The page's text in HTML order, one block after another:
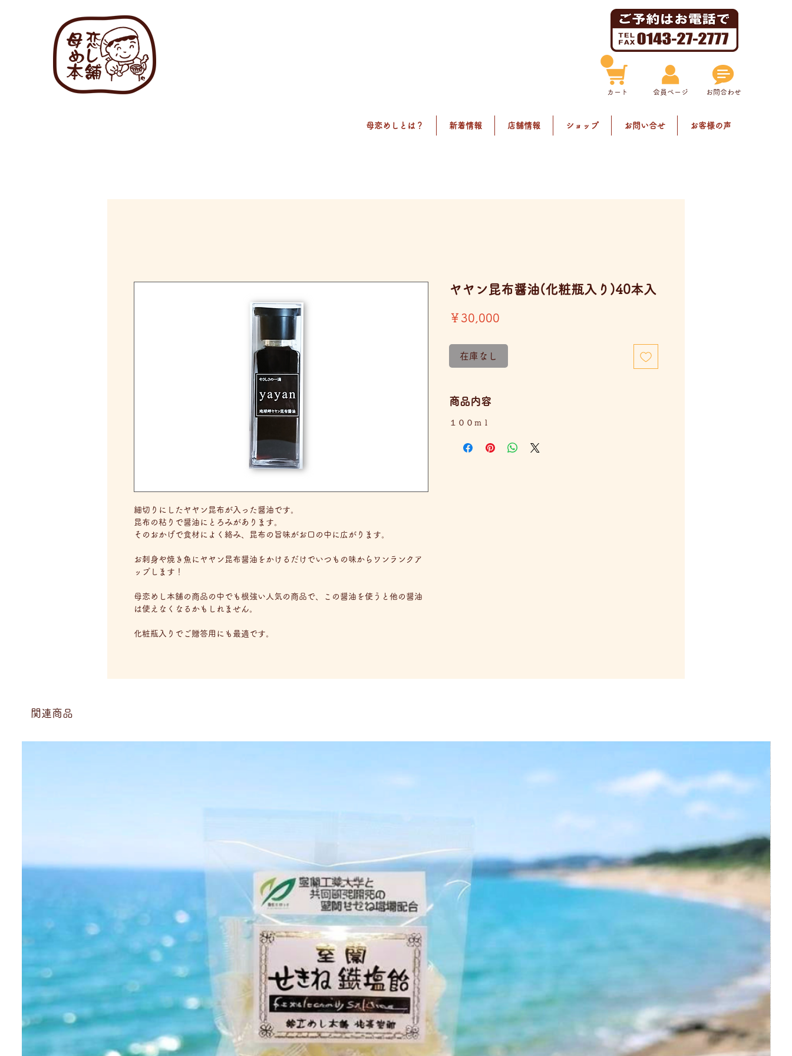
​カート ​会員ページ お問合わせ
母恋めしとは？ 新着情報 店舗情報 ショップ お問い合せ お客様の声
細切りにしたヤヤン昆布が入った醤油です。
昆布の粘りで醤油にとろみがあります。
そのおかげで食材によく絡み、昆布の旨味がお口の中に広がります。
お刺身や焼き魚にヤヤン昆布醤油をかけるだけでいつもの味からワンランクア
ップします！
母恋めし本舗の商品の中でも根強い人気の商品で、この醤油を使うと他の醤油
は使えなくなるかもしれません。
化粧瓶入りでご贈答用にも最適です。
ヤヤン昆布醤油(化粧瓶入り)40本入
￥30,000
在庫なし
商品内容
１００ｍｌ
関連商品